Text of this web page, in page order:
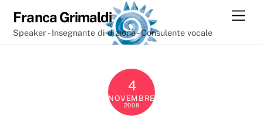
content
Franca Grimaldi
Speaker - Insegnante di dizione - Consulente vocale
4
NOVEMBRE
2008